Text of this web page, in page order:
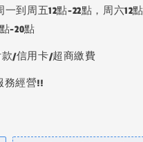
到周五12點-22點，周六12點
-20點
款/信用卡/超商繳費
務經營!!